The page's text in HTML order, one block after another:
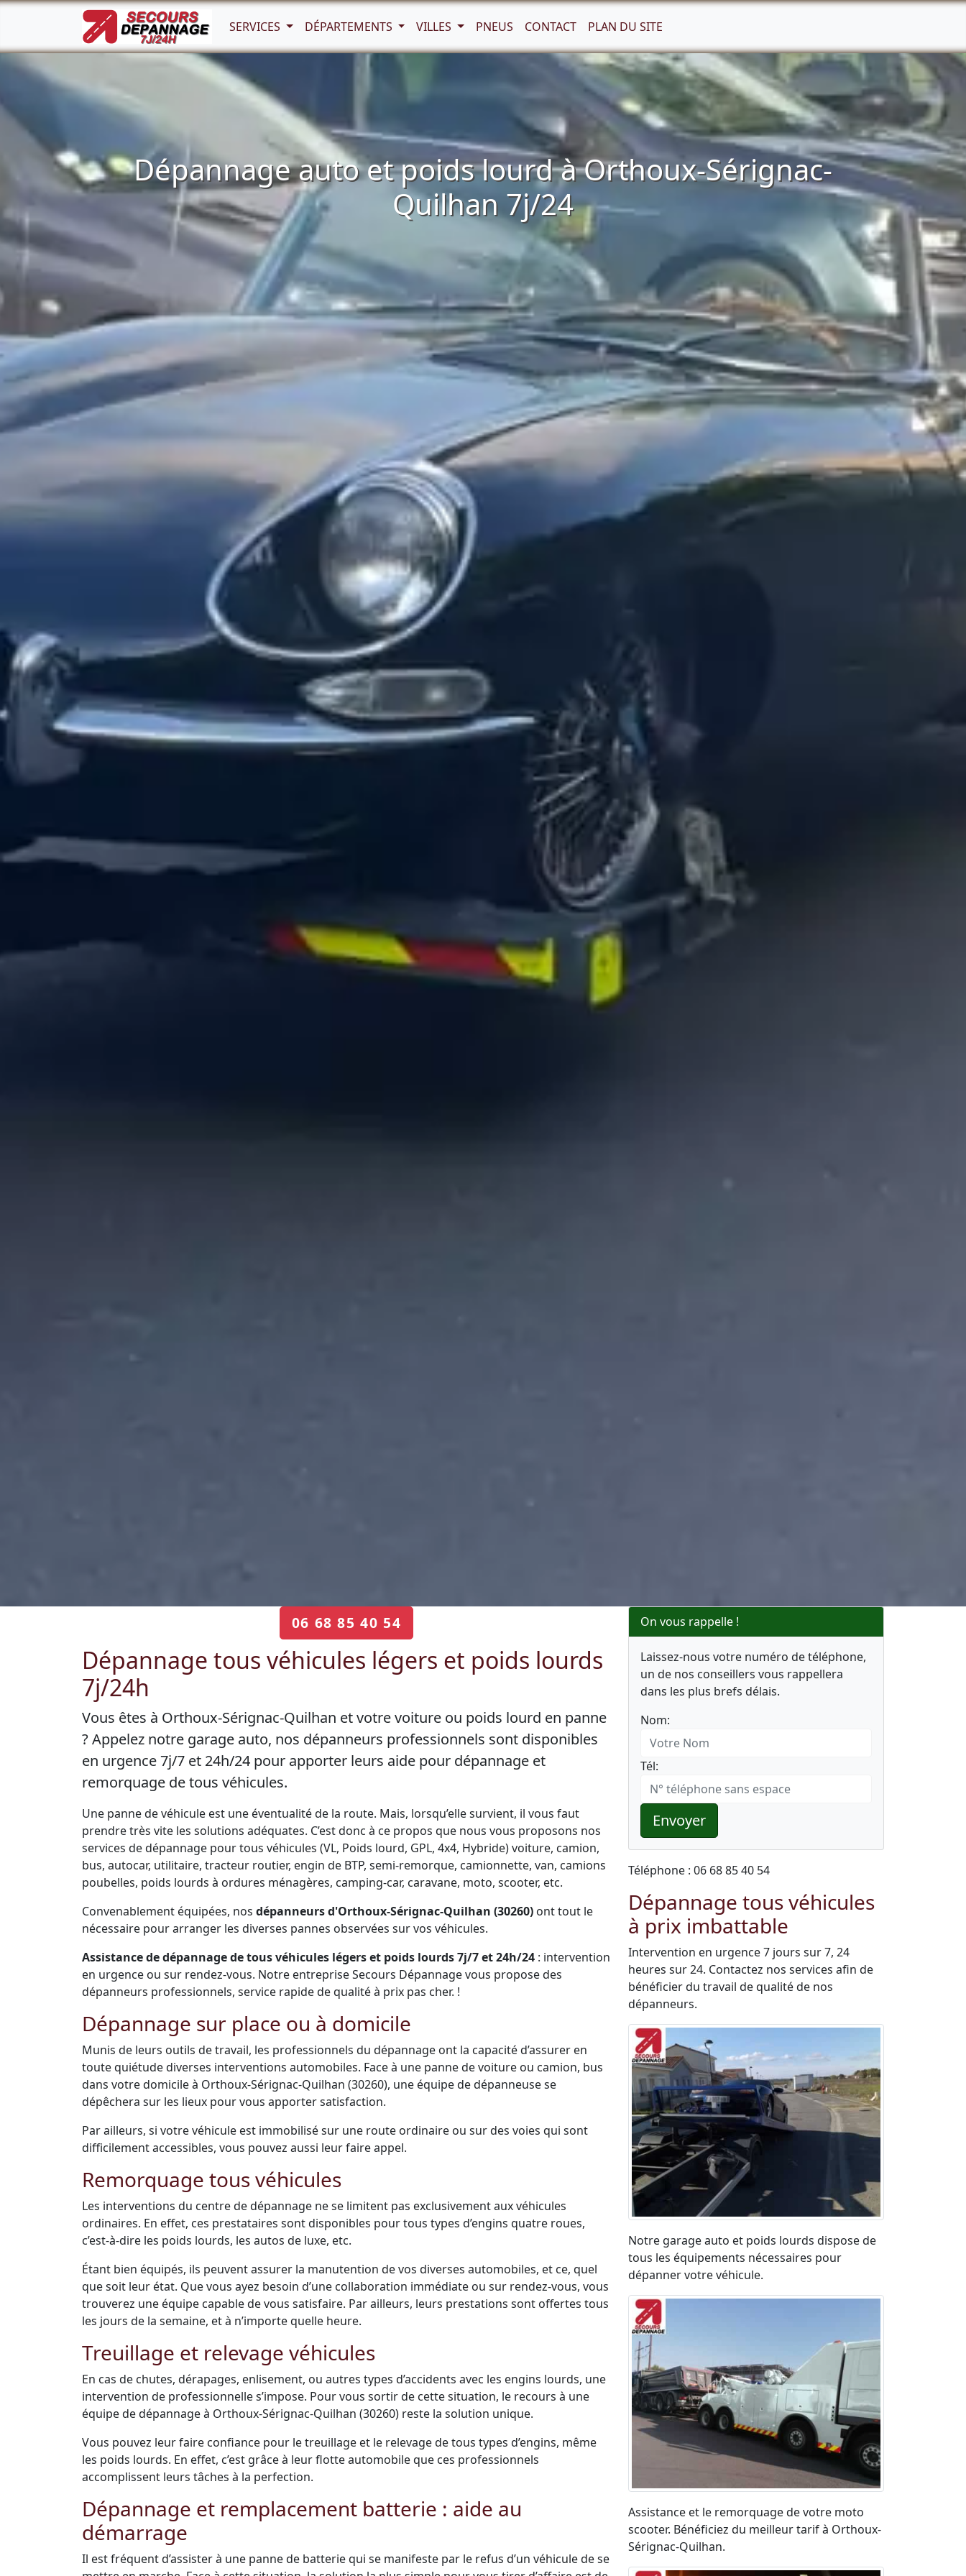
SERVICES DÉPARTEMENTS VILLES PNEUS CONTACT PLAN DU SITE
Dépannage auto et poids lourd à Orthoux-Sérignac-
Quilhan 7j/24
06 68 85 40 54
Dépannage tous véhicules légers et poids lourds
7j/24h
Vous êtes à Orthoux-Sérignac-Quilhan et votre voiture ou poids lourd en panne
? Appelez notre garage auto, nos dépanneurs professionnels sont disponibles
en urgence 7j/7 et 24h/24 pour apporter leurs aide pour dépannage et
remorquage de tous véhicules.
Une panne de véhicule est une éventualité de la route. Mais, lorsqu’elle survient, il vous faut
prendre très vite les solutions adéquates. C’est donc à ce propos que nous vous proposons nos
services de dépannage pour tous véhicules (VL, Poids lourd, GPL, 4x4, Hybride) voiture, camion,
bus, autocar, utilitaire, tracteur routier, engin de BTP, semi-remorque, camionnette, van, camions
poubelles, poids lourds à ordures ménagères, camping-car, caravane, moto, scooter, etc.
Convenablement équipées, nos dépanneurs d'Orthoux-Sérignac-Quilhan (30260) ont tout le
nécessaire pour arranger les diverses pannes observées sur vos véhicules.
Assistance de dépannage de tous véhicules légers et poids lourds 7j/7 et 24h/24 : intervention
en urgence ou sur rendez-vous. Notre entreprise Secours Dépannage vous propose des
dépanneurs professionnels, service rapide de qualité à prix pas cher. !
Dépannage sur place ou à domicile
Munis de leurs outils de travail, les professionnels du dépannage ont la capacité d’assurer en
toute quiétude diverses interventions automobiles. Face à une panne de voiture ou camion, bus
dans votre domicile à Orthoux-Sérignac-Quilhan (30260), une équipe de dépanneuse se
dépêchera sur les lieux pour vous apporter satisfaction.
Par ailleurs, si votre véhicule est immobilisé sur une route ordinaire ou sur des voies qui sont
difficilement accessibles, vous pouvez aussi leur faire appel.
Remorquage tous véhicules
Les interventions du centre de dépannage ne se limitent pas exclusivement aux véhicules
ordinaires. En effet, ces prestataires sont disponibles pour tous types d’engins quatre roues,
c’est-à-dire les poids lourds, les autos de luxe, etc.
Étant bien équipés, ils peuvent assurer la manutention de vos diverses automobiles, et ce, quel
que soit leur état. Que vous ayez besoin d’une collaboration immédiate ou sur rendez-vous, vous
trouverez une équipe capable de vous satisfaire. Par ailleurs, leurs prestations sont offertes tous
les jours de la semaine, et à n’importe quelle heure.
Treuillage et relevage véhicules
En cas de chutes, dérapages, enlisement, ou autres types d’accidents avec les engins lourds, une
intervention de professionnelle s’impose. Pour vous sortir de cette situation, le recours à une
équipe de dépannage à Orthoux-Sérignac-Quilhan (30260) reste la solution unique.
Vous pouvez leur faire confiance pour le treuillage et le relevage de tous types d’engins, même
les poids lourds. En effet, c’est grâce à leur flotte automobile que ces professionnels
accomplissent leurs tâches à la perfection.
Dépannage et remplacement batterie : aide au
démarrage
Il est fréquent d’assister à une panne de batterie qui se manifeste par le refus d’un véhicule de se
On vous rappelle !
Laissez-nous votre numéro de téléphone,
un de nos conseillers vous rappellera
dans les plus brefs délais.
Nom:
Tél:
Envoyer
Téléphone : 06 68 85 40 54
Dépannage tous véhicules
à prix imbattable
Intervention en urgence 7 jours sur 7, 24
heures sur 24. Contactez nos services afin de
bénéficier du travail de qualité de nos
dépanneurs.
Notre garage auto et poids lourds dispose de
tous les équipements nécessaires pour
dépanner votre véhicule.
Assistance et le remorquage de votre moto
scooter. Bénéficiez du meilleur tarif à Orthoux-
Sérignac-Quilhan.